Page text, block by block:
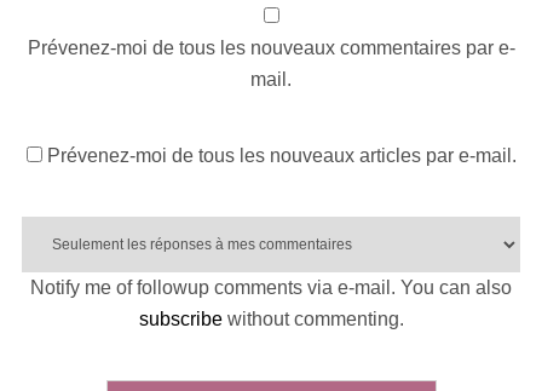
Prévenez-moi de tous les nouveaux commentaires par e-
mail.
Prévenez-moi de tous les nouveaux articles par e-mail.
Notify me of followup comments via e-mail. You can also
subscribewithout commenting.